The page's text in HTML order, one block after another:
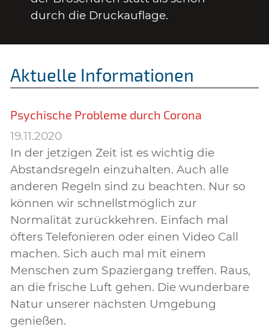
durch die Druckauflage.
Aktuelle Informationen
Psychische Probleme durch Corona
19.11.2020
In der jetzigen Zeit ist es wichtig die
Abstandsregeln einzuhalten. Auch alle
anderen Regeln sind zu beachten. Nur so
können wir schnellstmöglich zur
Normalität zurückkehren. Einfach mal
öfters Telefonieren oder einen Video Call
machen. Sich auch mal mit einem
Menschen zum Spaziergang treffen. Raus,
an die frische Luft gehen. Die wunderbare
Natur unserer nächsten Umgebung
genießen.